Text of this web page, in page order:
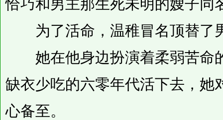
恰巧和男主那生死未明的嫂子同
为了活命，温稚冒名顶替了
她在他身边扮演着柔弱苦命
缺衣少吃的六零年代活下去，她
心备至。